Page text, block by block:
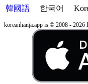
韓國語
한국어
koreanhanja.app is © 2008 - 2026